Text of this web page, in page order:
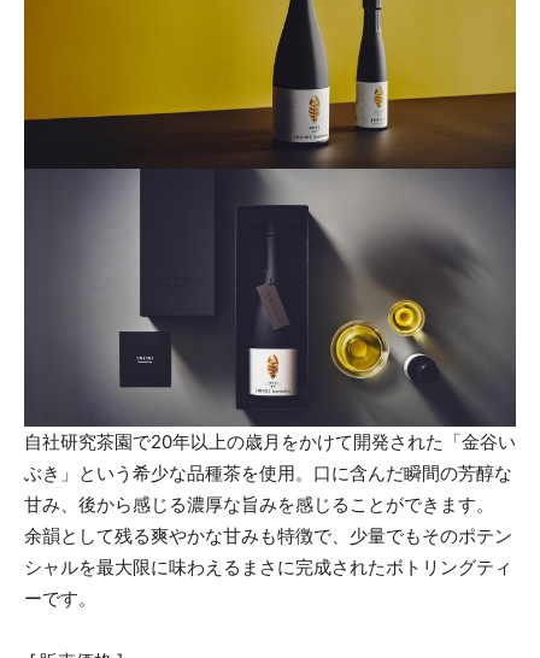
自社研究茶園で20年以上の歳月をかけて開発された「金谷い
ぶき」という希少な品種茶を使用。口に含んだ瞬間の芳醇な
甘み、後から感じる濃厚な旨みを感じることができます。
余韻として残る爽やかな甘みも特徴で、少量でもそのポテン
シャルを最大限に味わえるまさに完成されたボトリングティ
ーです。